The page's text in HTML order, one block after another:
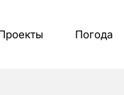
Погода